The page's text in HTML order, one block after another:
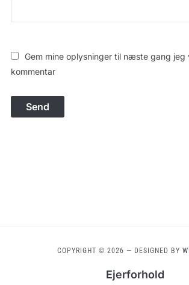
Gem mine oplysninger til næste gang jeg
kommentar
COPYRIGHT © 2026 — DESIGNED BY
Ejerforhold